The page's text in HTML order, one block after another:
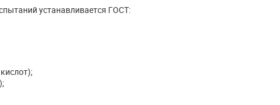
устанавливается ГОСТ: